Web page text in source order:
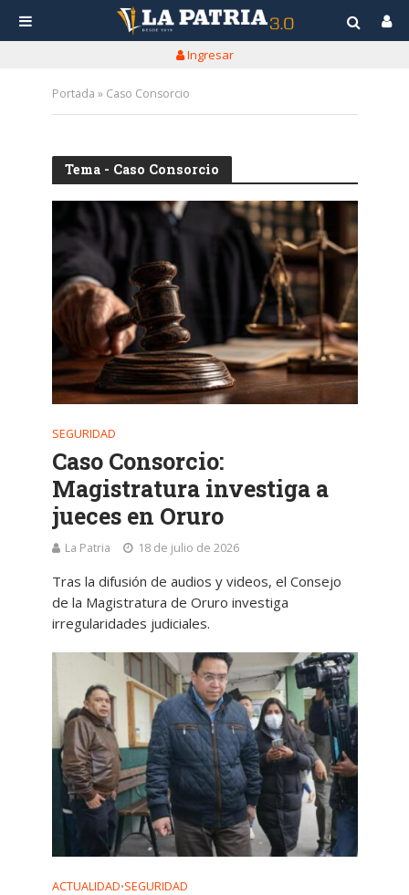
Ingresar
Portada » Caso Consorcio
Tema - Caso Consorcio
SEGURIDAD
Caso Consorcio:
Magistratura investiga a
jueces en Oruro
La Patria 18 de julio de 2026
Tras la difusión de audios y videos, el Consejo
de la Magistratura de Oruro investiga
irregularidades judiciales.
ACTUALIDAD•SEGURIDAD